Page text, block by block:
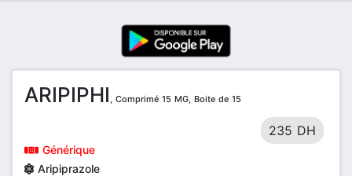
ARIPIPHI , Comprimé 15 MG, Boite de 15
235 DH
Générique
Aripiprazole